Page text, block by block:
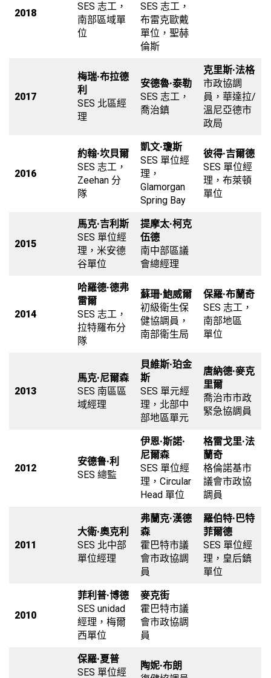
2018
SES 志工，
南部區域單
位
SES 志工，
布雷克歐戴
單位，聖赫
倫斯
2017
梅瑞·布拉德
利
SES 北區經
理
安德魯·泰勒
SES 志工，
喬治鎮
克里斯·法格
市政協調
員，華達拉/
溫尼亞德市
政局
2016
約翰·坎貝爾
SES 志工，
Zeehan 分
隊
凱文·瓊斯
SES 單位經
理，
Glamorgan
Spring Bay
彼得·吉爾德
SES 單位經
理，布萊頓
單位
2015
馬克·吉利斯
SES 單位經
理，米安德
谷單位
提摩太·柯克
伍德
南中部區議
會總經理
2014
哈羅德·德弗
雷爾
SES 志工，
拉特羅布分
隊
蘇珊·鮑威爾
初級衛生保
健協調員，
南部衛生局
保羅·布蘭奇
SES 志工，
南部地區
單位
2013
馬克·尼爾森
SES 南區區
域經理
貝維斯·珀金
斯
SES 單元經
理，北部中
部地區單元
唐納德·麥克
里爾
喬治市市政
緊急協調員
2012
安德鲁·利
SES 總監
伊恩·斯諾·
尼爾森
SES 單位經
理，Circular
Head 單位
格雷戈里·法
蘭奇
格倫諾基市
議會市政協
調員
2011
大衛·奧克利
SES 北中部
單位經理
弗蘭克·漢德
森
霍巴特市議
會市政協調
員
羅伯特·巴特
菲爾德
SES 單位經
理，皇后鎮
單位
2010
菲利普·博德
SES unidad
經理，梅爾
西單位
麥克街
霍巴特市議
會市政協調
員
保羅·夏普
SES 單位經
陶妮·布朗